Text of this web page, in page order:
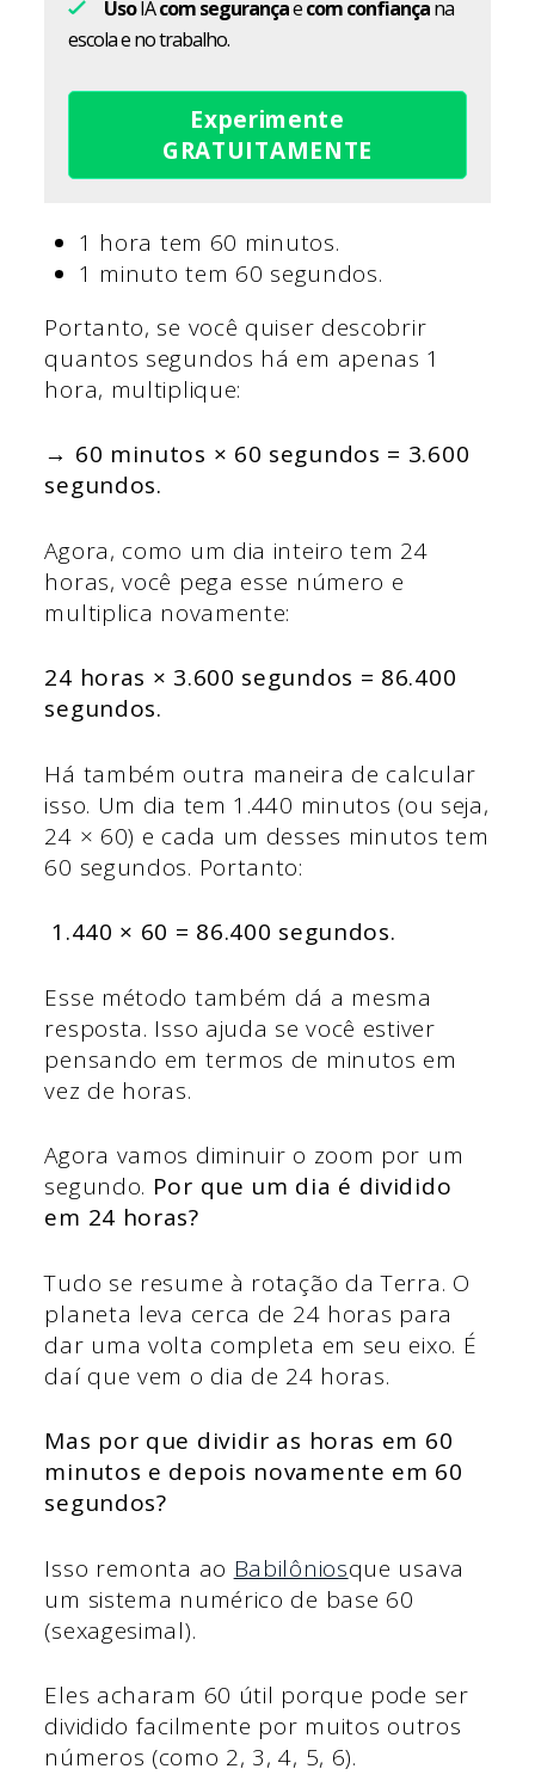
UsoIAcom segurançaecom confiançana
escola e no trabalho.
Experimente
GRATUITAMENTE
1 hora tem 60 minutos.
1 minuto tem 60 segundos.
Portanto, se você quiser descobrir
quantos segundos há em apenas 1
hora, multiplique:
→ 60 minutos × 60 segundos = 3.600
segundos.
Agora, como um dia inteiro tem 24
horas, você pega esse número e
multiplica novamente:
24 horas × 3.600 segundos = 86.400
segundos.
Há também outra maneira de calcular
isso. Um dia tem 1.440 minutos (ou seja,
24 × 60) e cada um desses minutos tem
60 segundos. Portanto:
1.440 × 60 = 86.400 segundos.
Esse método também dá a mesma
resposta. Isso ajuda se você estiver
pensando em termos de minutos em
vez de horas.
Agora vamos diminuir o zoom por um
segundo. Por que um dia é dividido
em 24 horas?
Tudo se resume à rotação da Terra. O
planeta leva cerca de 24 horas para
dar uma volta completa em seu eixo. É
daí que vem o dia de 24 horas.
Mas por que dividir as horas em 60
minutos e depois novamente em 60
segundos?
Isso remonta ao Babilôniosque usava
um sistema numérico de base 60
(sexagesimal).
Eles acharam 60 útil porque pode ser
dividido facilmente por muitos outros
números (como 2, 3, 4, 5, 6).